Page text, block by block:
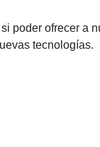
poder ofrecer a
tecnologías.